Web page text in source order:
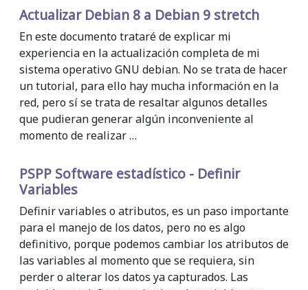
Actualizar Debian 8 a Debian 9 stretch
En este documento trataré de explicar mi
experiencia en la actualización completa de mi
sistema operativo GNU debian. No se trata de hacer
un tutorial, para ello hay mucha información en la
red, pero sí se trata de resaltar algunos detalles
que pudieran generar algún inconveniente al
momento de realizar …
PSPP Software estadístico - Definir
Variables
Definir variables o atributos, es un paso importante
para el manejo de los datos, pero no es algo
definitivo, porque podemos cambiar los atributos de
las variables al momento que se requiera, sin
perder o alterar los datos ya capturados. Las